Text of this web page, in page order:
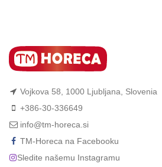
Vojkova 58, 1000 Ljubljana, Slovenia
+386-30-336649
info@tm-horeca.si
TM-Horeca na Facebooku
Sledite našemu Instagramu